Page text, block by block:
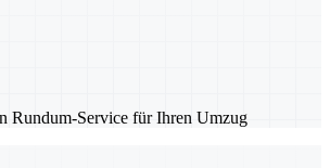
Rundum-Service für Ihren Umzug